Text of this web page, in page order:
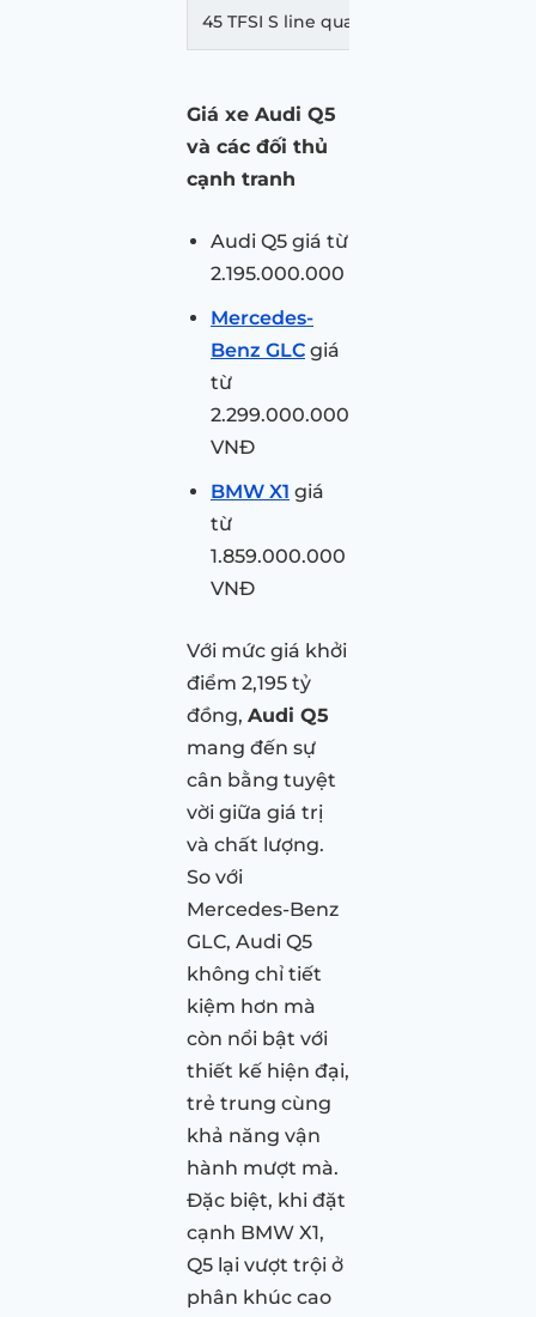
45 TFSI S line quattro
Giá xe Audi Q5
và các đối thủ
cạnh tranh
Audi Q5 giá từ
2.195.000.000
Mercedes-
Benz GLC giá
từ
2.299.000.000
VNĐ
BMW X1 giá
từ
1.859.000.000
VNĐ
Với mức giá khởi
điểm 2,195 tỷ
đồng, Audi Q5
mang đến sự
cân bằng tuyệt
vời giữa giá trị
và chất lượng.
So với
Mercedes-Benz
GLC, Audi Q5
không chỉ tiết
kiệm hơn mà
còn nổi bật với
thiết kế hiện đại,
trẻ trung cùng
khả năng vận
hành mượt mà.
Đặc biệt, khi đặt
cạnh BMW X1,
Q5 lại vượt trội ở
phân khúc cao